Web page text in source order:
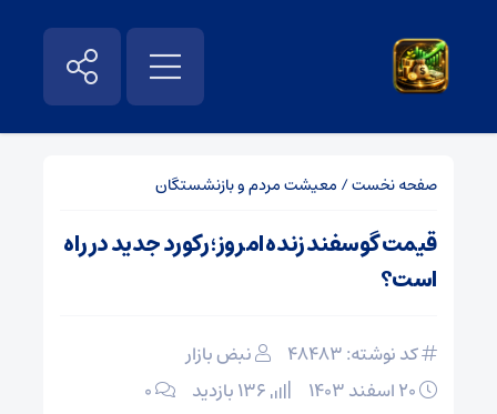
صفحه نخست/ معیشت مردم و بازنشستگان
قیمت گوسفند زنده امروز؛ رکورد جدید در راه
است؟
کد نوشته: 48483
نبض بازار
۰